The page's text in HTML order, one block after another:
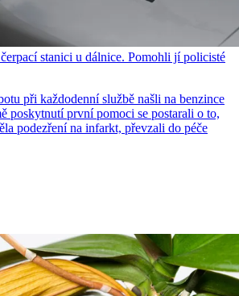
stanici u dálnice. Pomohli jí policisté
při každodenní službě našli na benzince
poskytnutí první pomoci se postarali o to,
podezření na infarkt, převzali do péče